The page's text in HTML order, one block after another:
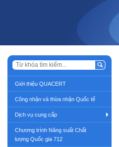
Giới thiệu QUACERT
Công nhận và thừa nhận Quốc tế
Dịch vụ cung cấp
Chương trình Năng suất Chất
lượng Quốc gia 712